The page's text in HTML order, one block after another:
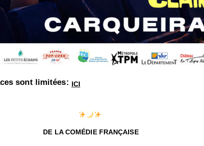
sont limitées: ICI
DE LA COMÉDIE FRANÇAISE